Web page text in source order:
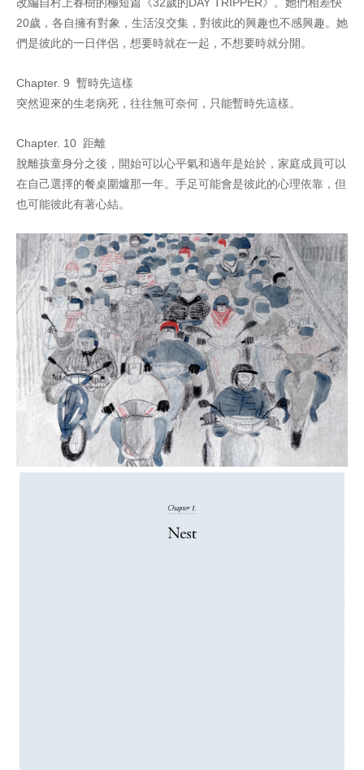
20歲，各自擁有對象，生活沒交集，對彼此的興趣也不感興趣。她
們是彼此的一日伴侶，想要時就在一起，不想要時就分開。
Chapter. 9 暫時先這樣
突然迎來的生老病死，往往無可奈何，只能暫時先這樣。
Chapter. 10 距離
脫離孩童身分之後，開始可以心平氣和過年是始於，家庭成員可以
在自己選擇的餐桌圍爐那一年。手足可能會是彼此的心理依靠，但
也可能彼此有著心結。